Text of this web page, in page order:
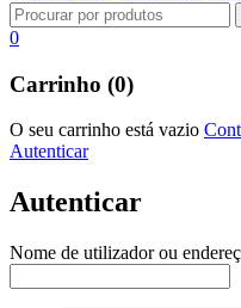
0
Carrinho (0)
O seu carrinho está vazio
Autenticar
Autenticar
Nome de utilizador ou